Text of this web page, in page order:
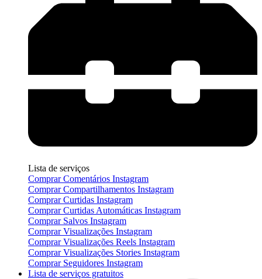
Lista de serviços
Comprar Comentários Instagram
Comprar Compartilhamentos Instagram
Comprar Curtidas Instagram
Comprar Curtidas Automáticas Instagram
Comprar Salvos Instagram
Comprar Visualizações Instagram
Comprar Visualizações Reels Instagram
Comprar Visualizações Stories Instagram
Comprar Seguidores Instagram
Lista de serviços gratuitos